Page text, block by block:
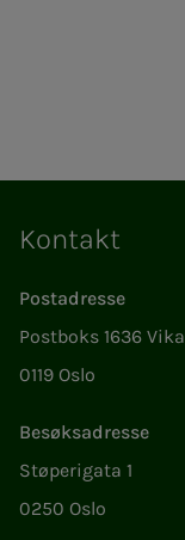
Kontakt
Postadresse
Postboks 1636 Vika
0119 Oslo
Besøksadresse
Støperigata 1
0250 Oslo